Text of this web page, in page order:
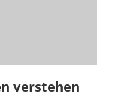
verstehen